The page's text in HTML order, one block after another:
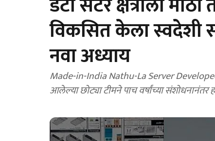
विकसित केला स्वदेशी
नवा अध्याय
Made-in-India Nathu-La Server
आलेल्या छोट्या टीमने पाच वर्षांच्या संशोधनानंतर